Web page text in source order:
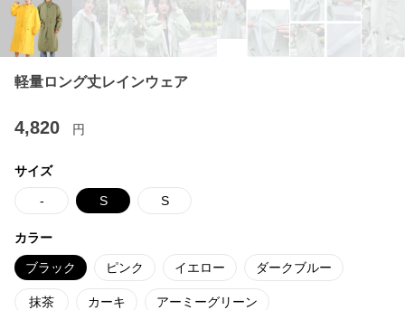
軽量ロング丈レインウェア
4,820 円
サイズ
- S S
カラー
ブラック ピンク イエロー ダークブルー
抹茶 カーキ アーミーグリーン